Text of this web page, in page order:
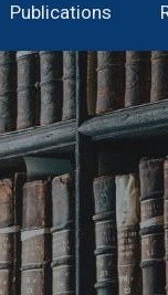
Publications